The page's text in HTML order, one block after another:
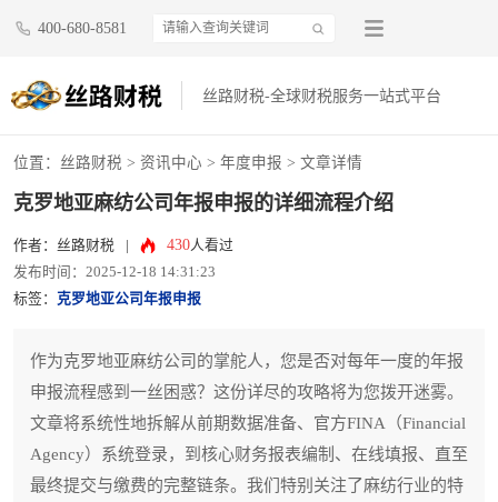
400-680-8581
丝路财税-全球财税服务一站式平台
位置： 丝路财税 > 资讯中心 > 年度申报 > 文章详情
克罗地亚麻纺公司年报申报的详细流程介绍
作者：丝路财税 430人看过
发布时间：2025-12-18 14:31:23
标签：
克罗地亚公司年报申报
作为克罗地亚麻纺公司的掌舵人，您是否对每年一度的年报
申报流程感到一丝困惑？这份详尽的攻略将为您拨开迷雾。
文章将系统性地拆解从前期数据准备、官方FINA（Financial
Agency）系统登录，到核心财务报表编制、在线填报、直至
最终提交与缴费的完整链条。我们特别关注了麻纺行业的特